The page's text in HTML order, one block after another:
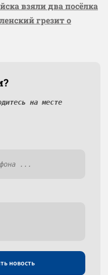
взяли два посёлка
грезит о
на месте
новость